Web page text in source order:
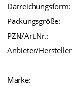
Darreichungsform:
Packungsgröße:
PZN/Art.Nr.:
Anbieter/
Marke: